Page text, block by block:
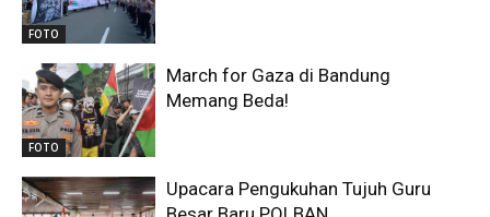
FOTO
FOTO
March for Gaza di Bandung
Memang Beda!
Upacara Pengukuhan Tujuh Guru